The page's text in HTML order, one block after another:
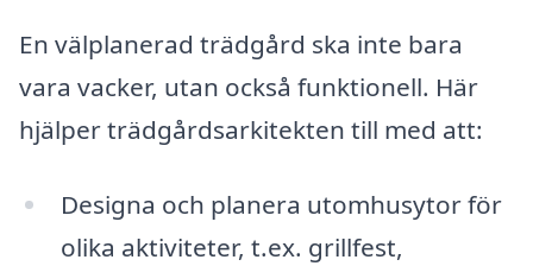
En välplanerad trädgård ska inte bara
vara vacker, utan också funktionell. Här
hjälper trädgårdsarkitekten till med att:
Designa och planera utomhusytor för
olika aktiviteter, t.ex. grillfest,